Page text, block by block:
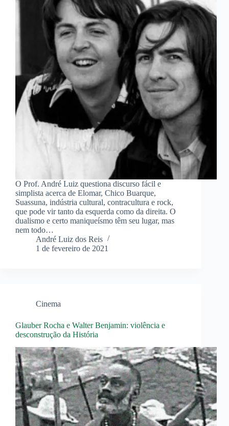
O Prof. André Luiz questiona discurso fácil e
simplista acerca de Elomar, Chico Buarque,
Suassuna, indústria cultural, contracultura e rock,
que pode vir tanto da esquerda como da direita. O
dualismo e certo maniqueísmo têm seu lugar, mas
nem todo…
André Luiz dos Reis
1 de fevereiro de 2021
Cinema
Glauber Rocha e Walter Benjamin: violência e
desconstrução da História